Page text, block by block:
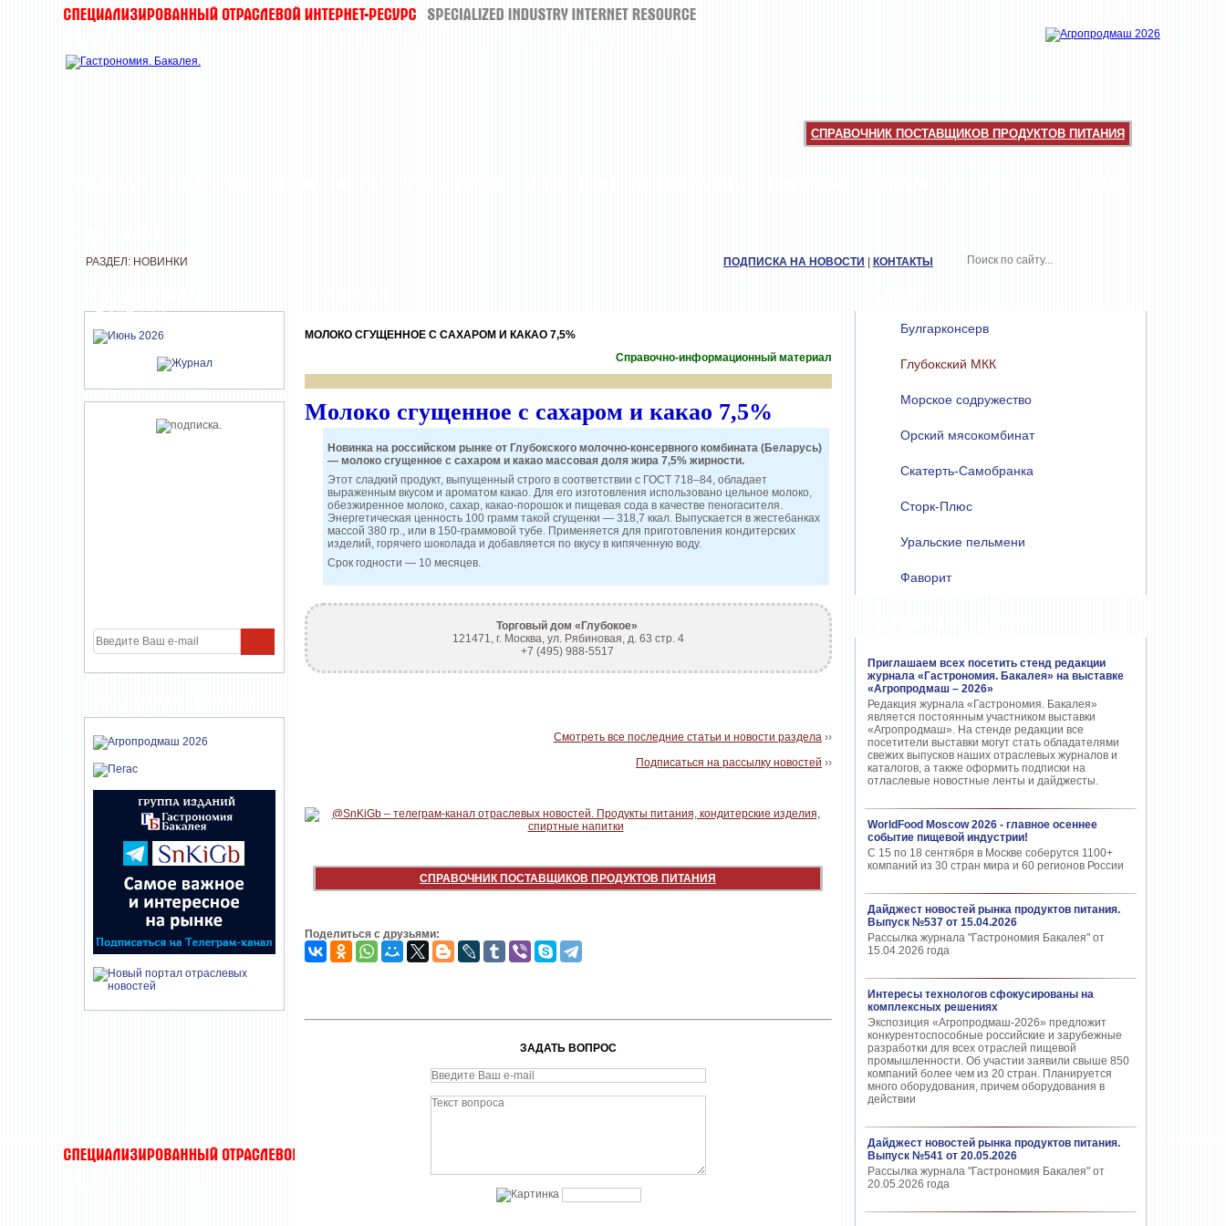
СПРАВОЧНИК ПОСТАВЩИКОВ ПРОДУКТОВ ПИТАНИЯ
ЖУРНАЛА
Булгарконсерв
Глубокский МКК
Морское содружество
Орский мясокомбинат
Скатерть-Самобранка
Сторк-Плюс
Уральские пельмени
Фаворит
Приглашаем всех посетить стенд редакции
журнала «Гастрономия. Бакалея» на выставке
«Агропродмаш – 2026»
Редакция журнала «Гастрономия. Бакалея»
является постоянным участником выставки
«Агропродмаш». На стенде редакции все
посетители выставки могут стать обладателями
свежих выпусков наших отраслевых журналов и
каталогов, а также оформить подписки на
отласлевые новостные ленты и дайджесты.
WorldFood Moscow 2026 - главное осеннее
событие пищевой индустрии!
С 15 по 18 сентября в Москве соберутся 1100+
компаний из 30 стран мира и 60 регионов России
Дайджест новостей рынка продуктов питания.
Выпуск №537 от 15.04.2026
Рассылка журнала "Гастрономия Бакалея" от
15.04.2026 года
Интересы технологов сфокусированы на
комплексных решениях
Экспозиция «Агропродмаш-2026» предложит
конкурентоспособные российские и зарубежные
разработки для всех отраслей пищевой
промышленности. Об участии заявили свыше 850
компаний более чем из 20 стран. Планируется
много оборудования, причем оборудования в
действии
Дайджест новостей рынка продуктов питания.
Выпуск №541 от 20.05.2026
Рассылка журнала "Гастрономия Бакалея" от
20.05.2026 года
РАЗДЕЛ: НОВИНКИ ПОДПИСКА НА НОВОСТИ КОНТАКТЫ
МОЛОКО СГУЩЕННОЕ С САХАРОМ И КАКАО 7,5%
Справочно-информационный материал
Молоко сгущенное с сахаром и какао 7,5%
Новинка на российском рынке от Глубокского молочно-консервного комбината (Беларусь)
— молоко сгущенное с сахаром и какао массовая доля жира 7,5% жирности.
Этот сладкий продукт, выпущенный строго в соответствии с ГОСТ 718–84, обладает
выраженным вкусом и ароматом какао. Для его изготовления использовано цельное молоко,
обезжиренное молоко, сахар, какао-порошок и пищевая сода в качестве пеногасителя.
Энергетическая ценность 100 грамм такой сгущенки — 318,7 ккал. Выпускается в жестебанках
массой 380 гр., или в 150-граммовой тубе. Применяется для приготовления кондитерских
изделий, горячего шоколада и добавляется по вкусу в кипяченную воду.
Срок годности — 10 месяцев.
Торговый дом «Глубокое»
121471, г. Москва, ул. Рябиновая, д. 63 стр. 4
+7 (495) 988-5517
Смотреть все последние статьи и новости раздела ››
Подписаться на рассылку новостей ››
СПРАВОЧНИК ПОСТАВЩИКОВ ПРОДУКТОВ ПИТАНИЯ
Поделиться с друзьями:
ЗАДАТЬ ВОПРОС